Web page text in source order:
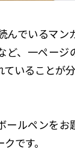
んでいるマン
ど、一ページ
いることが分
ールペンをお
です。